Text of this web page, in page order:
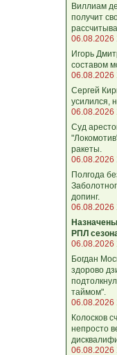
Виллиам
получит
06.08.2026
Игорь
составом
06.08.2026
Сергей
усилился,
06.08.2026
Суд
ракеты.
06.08.2026
Полгода
допинг.
06.08.2026
РПЛ
06.08.2026
Богдан
здорово
таймом".
06.08.2026
Колосков
непросто
06.08.2026